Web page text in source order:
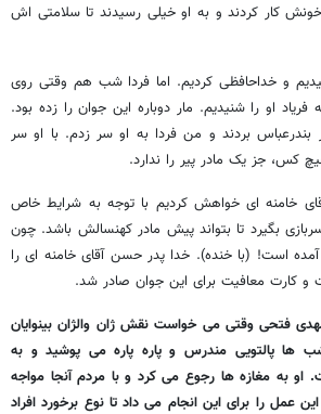
کار کردند و به او خیلی رسیدند تا سلامتی اش
و خداحافظی کردیم. اما فردا شب هم وقتی روی
او را شنیدیم. مار دوباره این جوان را زده بود.
بندرعباس بردند و من فردا به او سر زدم. با او سر
کس، جز یک مادر پیر را ندارد.
خامنه ای خواهش کردیم با توجه به شرایط خاص
بگیرد تا بتواند پیش مادر کهنسالش باشد. چون
است! (با خنده). خدا پدر حسن آقای خامنه ای را
و کارت معافیت برای این جوان صادر شد.
فتحی وقتی می خواست نقش ژان والژان بینوایان
ها پالتویی مندرس و پاره پاره می پوشید و به
به مغازه ها رجوع می کرد و با مردم آنجا مواجه
را برای این انجام می داد تا نوع برخورد افراد